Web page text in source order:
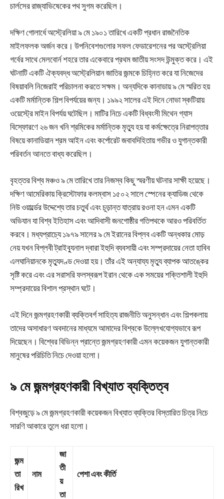
চার্লসের রাজ্যাভিষেকের পথ সুগম করেছিল।
দক্ষিণ গোলার্ধে অস্ট্রেলিয়া ৯ মে ১৯০১ তারিখে একটি প্রধান রাজনৈতিক
মাইলফলক অর্জন করে। উপনিবেশগুলোর সফল ফেডারেশনের পর অস্ট্রেলিয়া
গর্বের সাথে মেলবোর্ন শহরে তার একেবারে প্রথম জাতীয় সংসদ উন্মুক্ত করে। এই
ঘটনাটি একটি ঐক্যবদ্ধ অস্ট্রেলিয়ান জাতির জন্মকে চিহ্নিত করে যা নিজেদের
বিষয়াবলি নিজেরাই পরিচালনা করতে সক্ষম। অন্যদিকে কানাডায় ৯ মে স্মরিত হয়
একটি মর্মান্তিক শিল্প বিপর্যয়ের জন্য। ১৯৯২ সালের এই দিনে নোভা স্কটিয়ায়
ওয়েস্ট্রে মাইন বিপর্যয় ঘটেছিল। মাটির নিচে একটি বিধ্বংসী মিথেন গ্যাস
বিস্ফোরণে ২৬ জন খনি শ্রমিকের মর্মান্তিক মৃত্যু হয় যা কর্মক্ষেত্রে নিরাপত্তার
বিষয়ে কানাডিয়ান শ্রম আইন এবং কর্পোরেট জবাবদিহিতায় গভীর ও যুগান্তকারী
পরিবর্তন আনতে বাধ্য করেছিল।
বৃহত্তর বিশ্ব মঞ্চও ৯ মে তারিখে তার নিজস্ব কিছু স্মরণীয় ঘটনার সাক্ষী হয়েছে।
দক্ষিণ আমেরিকায় ক্রিস্টোফার কলম্বাস ১৫০২ সালে স্পেনের ক্যাডিজ থেকে
নিউ ওয়ার্ল্ডের উদ্দেশ্যে তার চতুর্থ এবং চূড়ান্ত যাত্রায় রওনা হন এমন একটি
অভিযান যা বিশ্ব ইতিহাস এবং আদিবাসী জনগোষ্ঠীর গতিপথকে আরও পরিবর্তিত
করবে। মধ্যপ্রাচ্যে ১৯৭৯ সালের ৯ মে ইরানের বিপ্লব একটি অন্ধকার মোড়
নেয় যখন বিপ্লবী ট্রাইব্যুনাল দ্বারা ইহুদি ব্যবসায়ী এবং সম্প্রদায়ের নেতা হাবিব
এলঘানিয়ানকে মৃত্যুদণ্ড দেওয়া হয়। তাঁর এই অন্যায্য মৃত্যু ব্যাপক আতঙ্কের
সৃষ্টি করে এবং এর সরাসরি ফলস্বরূপ ইরান থেকে এক সময়ের শক্তিশালী ইহুদি
সম্প্রদায়ের বিশাল প্রস্থান ঘটে।
এই দিনে জন্মগ্রহণকারী ব্যক্তিবর্গ সাহিত্য রাজনীতি অনুসন্ধান এবং শিল্পকলায়
তাদের অসাধারণ অবদানের মাধ্যমে আমাদের বিশ্বকে উল্লেখযোগ্যভাবে রূপ
দিয়েছেন। বিশ্বের বিভিন্ন প্রান্তে জন্মগ্রহণকারী এমন কয়েকজন যুগান্তকারী
মানুষের পরিচিতি নিচে দেওয়া হলো।
৯ মে জন্মগ্রহণকারী বিখ্যাত ব্যক্তিত্ব
বিশ্বজুড়ে ৯ মে জন্মগ্রহণকারী কয়েকজন বিখ্যাত ব্যক্তির বিস্তারিত চিত্র নিচে
সারণি আকারে তুলে ধরা হলো।
জন্ম
তা
রিখ
নাম
জা
তী
য়
তা
পেশা এবং কীর্তি